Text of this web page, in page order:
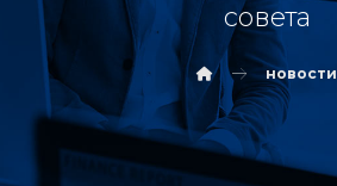
совета
новости